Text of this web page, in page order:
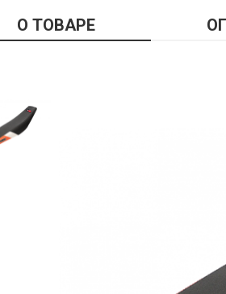
масло
О ТОВАРЕ